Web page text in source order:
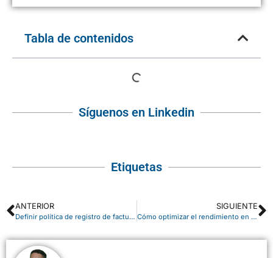
Tabla de contenidos
Síguenos en Linkedin
Etiquetas
ANTERIOR
Definir política de registro de facturas en Business Central
SIGUIENTE
Cómo optimizar el rendimiento en Power BI con botones de segmentación